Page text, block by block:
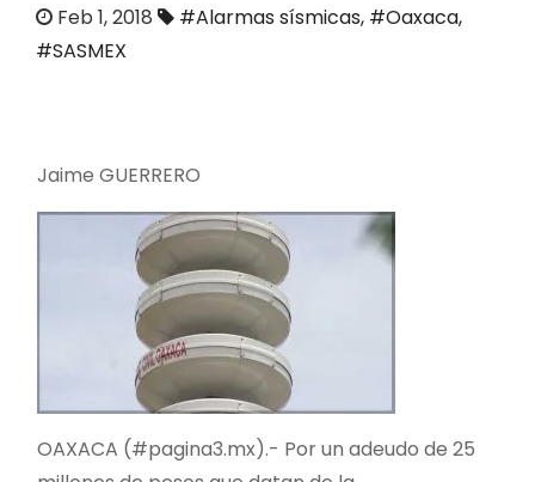
Feb 1, 2018 #Alarmas sísmicas, #Oaxaca,
#SASMEX
Jaime GUERRERO
OAXACA (#pagina3.mx).- Por un adeudo de 25